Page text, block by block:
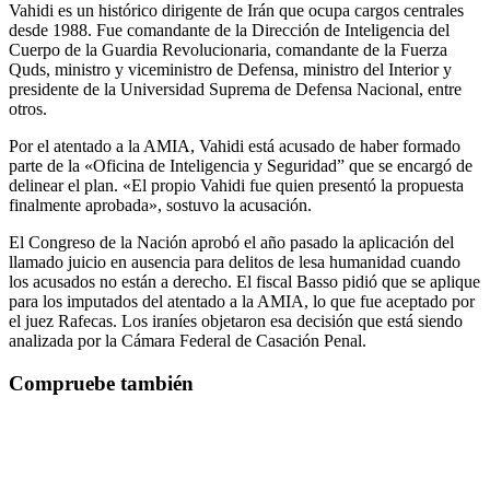
Vahidi es un histórico dirigente de Irán que ocupa cargos centrales
desde 1988. Fue comandante de la Dirección de Inteligencia del
Cuerpo de la Guardia Revolucionaria, comandante de la Fuerza
Quds, ministro y viceministro de Defensa, ministro del Interior y
presidente de la Universidad Suprema de Defensa Nacional, entre
otros.
Por el atentado a la AMIA, Vahidi está acusado de haber formado
parte de la «Oficina de Inteligencia y Seguridad” que se encargó de
delinear el plan. «El propio Vahidi fue quien presentó la propuesta
finalmente aprobada», sostuvo la acusación.
El Congreso de la Nación aprobó el año pasado la aplicación del
llamado juicio en ausencia para delitos de lesa humanidad cuando
los acusados no están a derecho. El fiscal Basso pidió que se aplique
para los imputados del atentado a la AMIA, lo que fue aceptado por
el juez Rafecas. Los iraníes objetaron esa decisión que está siendo
analizada por la Cámara Federal de Casación Penal.
Compruebe también